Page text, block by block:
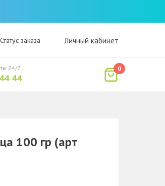
Статус заказа Личный кабинет
44
24/7 0
100 гр (арт